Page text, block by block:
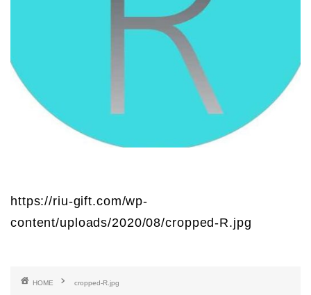
https://riu-gift.com/wp-
content/uploads/2020/08/cropped-R.jpg
HOME cropped-R.jpg